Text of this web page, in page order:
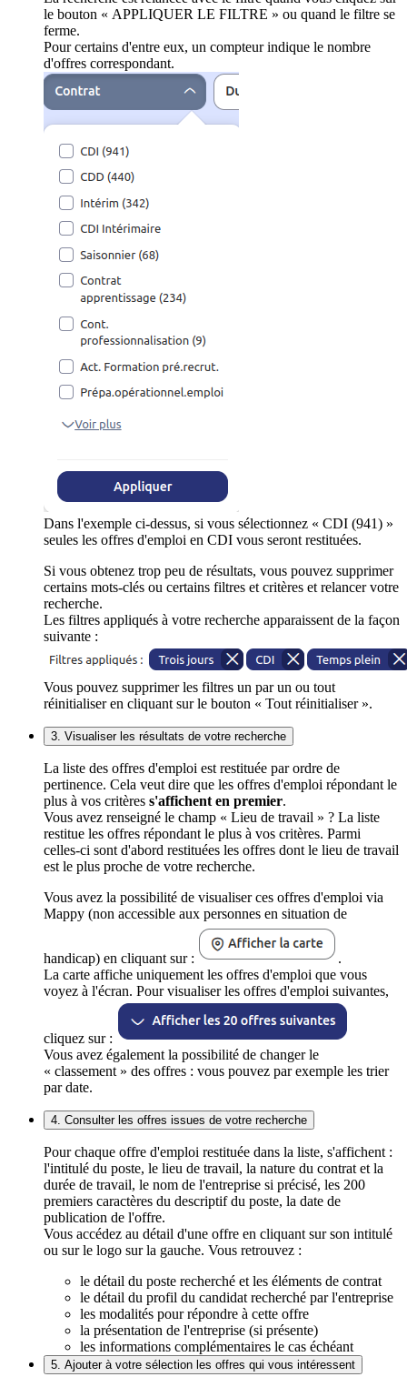
le bouton « APPLIQUER LE FILTRE » ou quand le filtre se
ferme.
Pour certains d'entre eux, un compteur indique le nombre
d'offres correspondant.
Dans l'exemple ci-dessus, si vous sélectionnez « CDI (941) »
seules les offres d'emploi en CDI vous seront restituées.
Si vous obtenez trop peu de résultats, vous pouvez supprimer
certains mots-clés ou certains filtres et critères et relancer votre
recherche.
Les filtres appliqués à votre recherche apparaissent de la façon
suivante :
Vous pouvez supprimer les filtres un par un ou tout
réinitialiser en cliquant sur le bouton « Tout réinitialiser ».
3. Visualiser les résultats de votre recherche
La liste des offres d'emploi est restituée par ordre de
pertinence. Cela veut dire que les offres d'emploi répondant le
plus à vos critères s'affichent en premier.
Vous avez renseigné le champ « Lieu de travail » ? La liste
restitue les offres répondant le plus à vos critères. Parmi
celles-ci sont d'abord restituées les offres dont le lieu de travail
est le plus proche de votre recherche.
Vous avez la possibilité de visualiser ces offres d'emploi via
Mappy (non accessible aux personnes en situation de
handicap) en cliquant sur :
.
La carte affiche uniquement les offres d'emploi que vous
voyez à l'écran. Pour visualiser les offres d'emploi suivantes,
cliquez sur :
Vous avez également la possibilité de changer le
« classement » des offres : vous pouvez par exemple les trier
par date.
4. Consulter les offres issues de votre recherche
Pour chaque offre d'emploi restituée dans la liste, s'affichent :
l'intitulé du poste, le lieu de travail, la nature du contrat et la
durée de travail, le nom de l'entreprise si précisé, les 200
premiers caractères du descriptif du poste, la date de
publication de l'offre.
Vous accédez au détail d'une offre en cliquant sur son intitulé
ou sur le logo sur la gauche. Vous retrouvez :
le détail du poste recherché et les éléments de contrat
le détail du profil du candidat recherché par l'entreprise
les modalités pour répondre à cette offre
la présentation de l'entreprise (si présente)
les informations complémentaires le cas échéant
5. Ajouter à votre sélection les offres qui vous intéressent